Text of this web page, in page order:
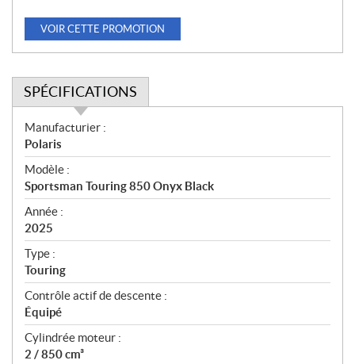
VOIR CETTE PROMOTION
SPÉCIFICATIONS
S
p
é
c
i
f
i
c
a
t
i
o
n
s
Manufacturier :
Polaris
Modèle :
Sportsman Touring 850 Onyx Black
Année :
2025
Type :
Touring
Contrôle actif de descente :
Équipé
Cylindrée moteur :
2 / 850 cm³